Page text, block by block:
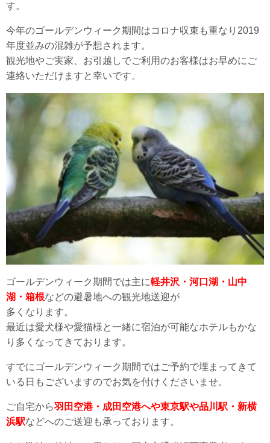
す。
今年のゴールデンウィーク期間はコロナ収束も重なり2019
年度並みの混雑が予想されます。
観光地やご実家、お引越しでご利用のお客様はお早めにご
連絡いただけますと幸いです。
ゴールデンウィーク期間では主に軽井沢・河口湖・山中
湖・箱根などの避暑地への観光地送迎が
多くなります。
最近は愛犬様や愛猫様と一緒に宿泊が可能なホテルもかな
り多くなってきております。
すでにゴールデンウィーク期間ではご予約で埋まってきて
いる日もございますのでお気を付けくださいませ。
ご自宅から羽田空港・成田空港へや東京駅や品川駅・新横
浜駅などへのご送迎も承っております。